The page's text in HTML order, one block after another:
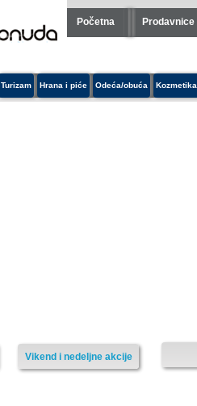
Početna Prodavnice
Turizam Hrana i piće Odeća/obuća Kozmetika
Vikend i nedeljne akcije